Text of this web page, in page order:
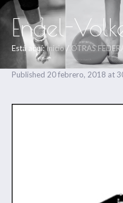
Engel-
Está aquí:Inicio / OTRAS
Published 20 febrero, 2018 at